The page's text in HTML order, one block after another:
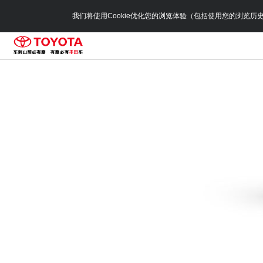
我们将使用Cookie优化您的浏览体验（包括使用您的浏览历